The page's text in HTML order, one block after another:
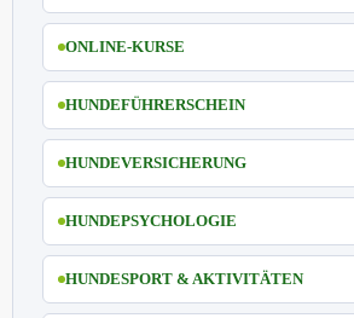
ONLINE-KURSE
HUNDEFÜHRERSCHEIN
HUNDEVERSICHERUNG
HUNDEPSYCHOLOGIE
HUNDESPORT & AKTIVITÄTEN